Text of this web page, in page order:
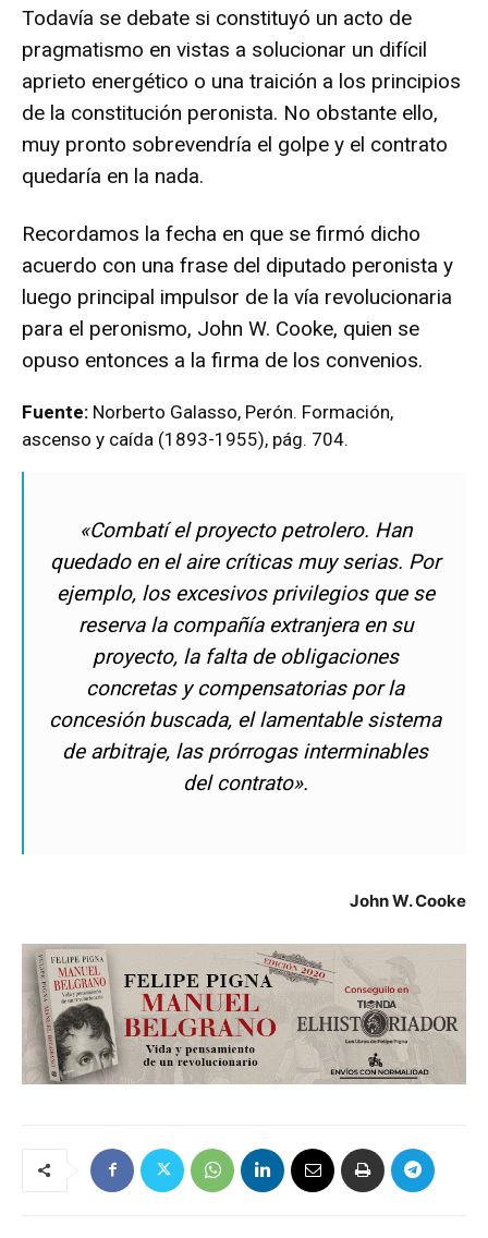
Todavía se debate si constituyó un acto de
pragmatismo en vistas a solucionar un difícil
aprieto energético o una traición a los principios
de la constitución peronista. No obstante ello,
muy pronto sobrevendría el golpe y el contrato
quedaría en la nada.
Recordamos la fecha en que se firmó dicho
acuerdo con una frase del diputado peronista y
luego principal impulsor de la vía revolucionaria
para el peronismo, John W. Cooke, quien se
opuso entonces a la firma de los convenios.
Fuente: Norberto Galasso, Perón. Formación,
ascenso y caída (1893-1955), pág. 704.
«Combatí el proyecto petrolero. Han
quedado en el aire críticas muy serias. Por
ejemplo, los excesivos privilegios que se
reserva la compañía extranjera en su
proyecto, la falta de obligaciones
concretas y compensatorias por la
concesión buscada, el lamentable sistema
de arbitraje, las prórrogas interminables
del contrato».
John W. Cooke